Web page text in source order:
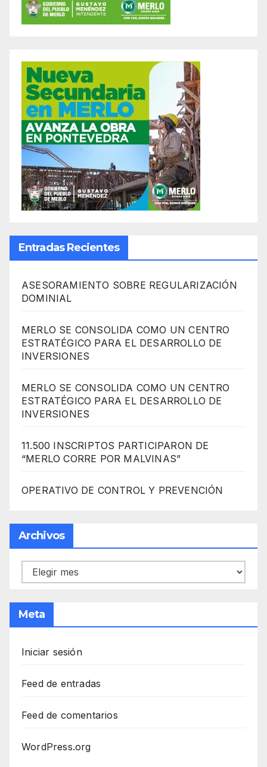
Entradas Recientes
ASESORAMIENTO SOBRE REGULARIZACIÓN
DOMINIAL
MERLO SE CONSOLIDA COMO UN CENTRO
ESTRATÉGICO PARA EL DESARROLLO DE
INVERSIONES
MERLO SE CONSOLIDA COMO UN CENTRO
ESTRATÉGICO PARA EL DESARROLLO DE
INVERSIONES
11.500 INSCRIPTOS PARTICIPARON DE
“MERLO CORRE POR MALVINAS”
OPERATIVO DE CONTROL Y PREVENCIÓN
Archivos
Archivos
Meta
Iniciar sesión
Feed de entradas
Feed de comentarios
WordPress.org